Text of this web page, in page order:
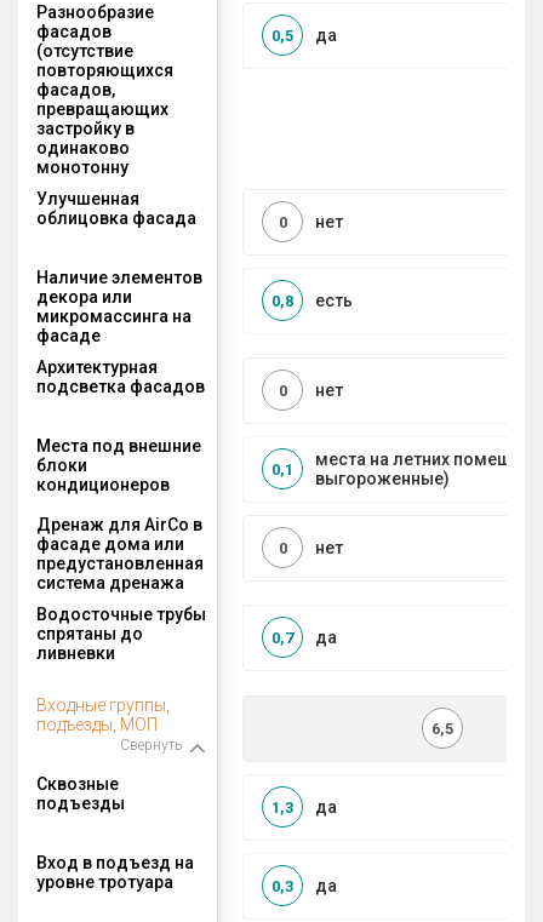
Разнообразие
фасадов
(отсутствие
повторяющихся
фасадов,
превращающих
застройку в
одинаково
монотонну
да
0,5
Улучшенная
облицовка фасада
нет
0
Наличие элементов
декора или
микромассинга на
фасаде
есть
0,8
Архитектурная
подсветка фасадов
нет
0
Места под внешние
блоки
кондиционеров
места на летних
выгороженные)
0,1
Дренаж для AirCo в
фасаде дома или
предустановленная
система дренажа
нет
0
Водосточные трубы
спрятаны до
ливневки
да
0,7
Входные группы,
подъезды, МОП
Свернуть
6,5
Сквозные
подъезды
да
1,3
Вход в подъезд на
уровне тротуара
да
0,3